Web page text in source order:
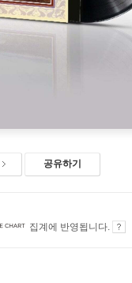
공유하기
집계에 반영됩니다.